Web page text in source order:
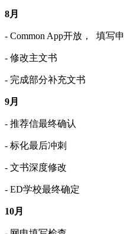
8月
- Common App开放， 填写
- 修改主文书
- 完成部分补充文书
9月
- 推荐信最终确认
- 标化最后冲刺
- 文书深度修改
- ED学校最终确定
10月